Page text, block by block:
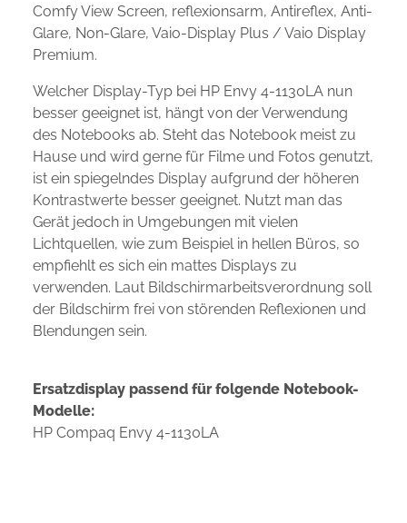
Comfy View Screen, reflexionsarm, Antireflex, Anti-
Glare, Non-Glare, Vaio-Display Plus / Vaio Display
Premium.
Welcher Display-Typ bei HP Envy 4-1130LA nun
besser geeignet ist, hängt von der Verwendung
des Notebooks ab. Steht das Notebook meist zu
Hause und wird gerne für Filme und Fotos genutzt,
ist ein spiegelndes Display aufgrund der höheren
Kontrastwerte besser geeignet. Nutzt man das
Gerät jedoch in Umgebungen mit vielen
Lichtquellen, wie zum Beispiel in hellen Büros, so
empfiehlt es sich ein mattes Displays zu
verwenden. Laut Bildschirmarbeitsverordnung soll
der Bildschirm frei von störenden Reflexionen und
Blendungen sein.
Ersatzdisplay passend für folgende Notebook-
Modelle:
HP Compaq Envy 4-1130LA